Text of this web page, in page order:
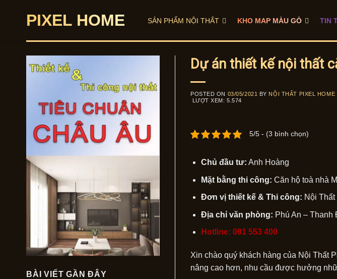
PIXEL HOME SẢN PHẨM NỘI THẤT KHO MAP MÀU GỖ TIN
BÀI VIẾT GẦN ĐÂY
Dự án thiết kế nội thất
POSTED ON 03/05/2021 BY NỘI THẤT PIXEL HOME
LƯỢT XEM: 5.574
5/5 - (3 bình chọn)
Chủ đầu tư: Anh Hoàng
Mặt bằng thi công: Căn hộ toà nhà
Đơn vị thiết kế & Thi công: Nội
Địa chỉ văn phòng: Phú An – Thanh
Hotline: 091 553 400
Xin chào quý khách hàng của Nội Thất
nâng cao hơn, nhu cầu được hưởng